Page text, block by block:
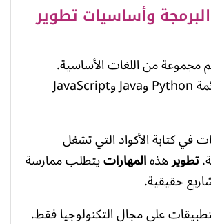
وأساسيات تطوير
مجموعة من اللغات الأساسية.
تشمل هذه القائمة Python وJava وJavaScript
في كتابة الأكواد التي تشغل
تطويرهذهالمهاراتيتطلب ممارسة
حقيقية.
على مجال التكنولوجيا فقط.